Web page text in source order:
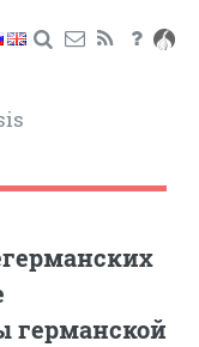
германской